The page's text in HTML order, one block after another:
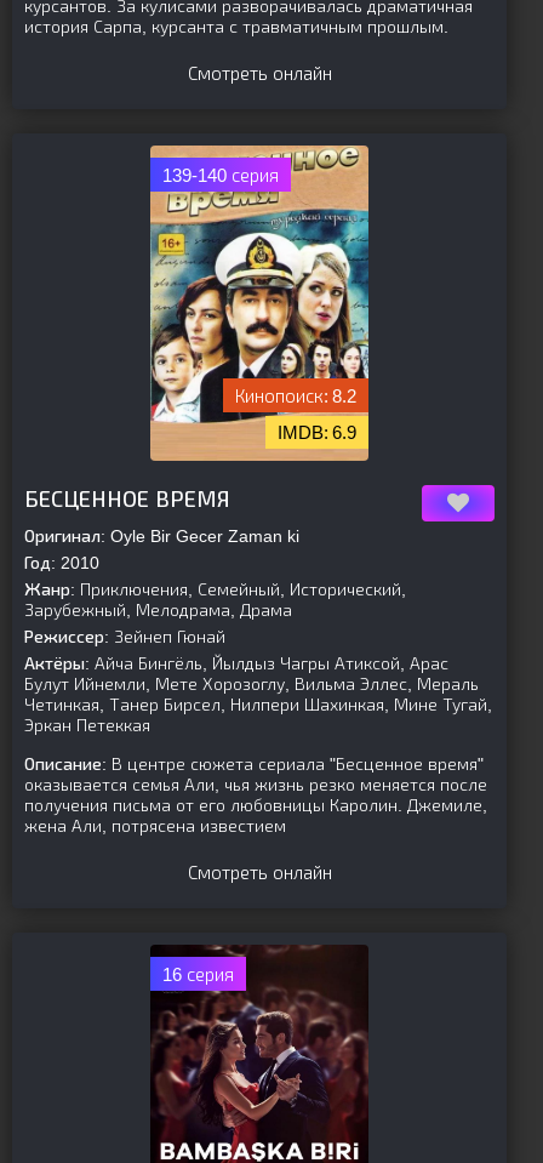
курсантов. За кулисами разворачивалась драматичная
история Сарпа, курсанта с травматичным прошлым.
Смотреть онлайн
139-140 серия
8.2
6.9
БЕСЦЕННОЕ ВРЕМЯ
Оригинал: Oyle Bir Gecer Zaman ki
Год: 2010
Жанр: Приключения, Семейный, Исторический,
Зарубежный, Мелодрама, Драма
Режиссер: Зейнеп Гюнай
Актёры: Айча Бингёль, Йылдыз Чагры Атиксой, Арас
Булут Ийнемли, Мете Хорозоглу, Вильма Эллес, Мераль
Четинкая, Танер Бирсел, Нилпери Шахинкая, Мине Тугай,
Эркан Петеккая
Описание: В центре сюжета сериала "Бесценное время"
оказывается семья Али, чья жизнь резко меняется после
получения письма от его любовницы Каролин. Джемиле,
жена Али, потрясена известием
Смотреть онлайн
16 серия